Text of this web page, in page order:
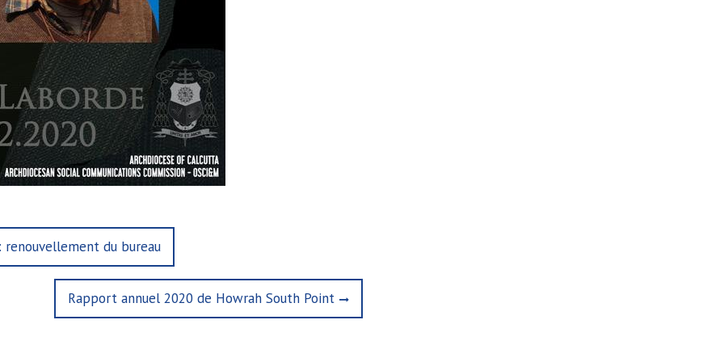
renouvellement du bureau
Next
post:
Rapport annuel 2020 de Howrah South Point